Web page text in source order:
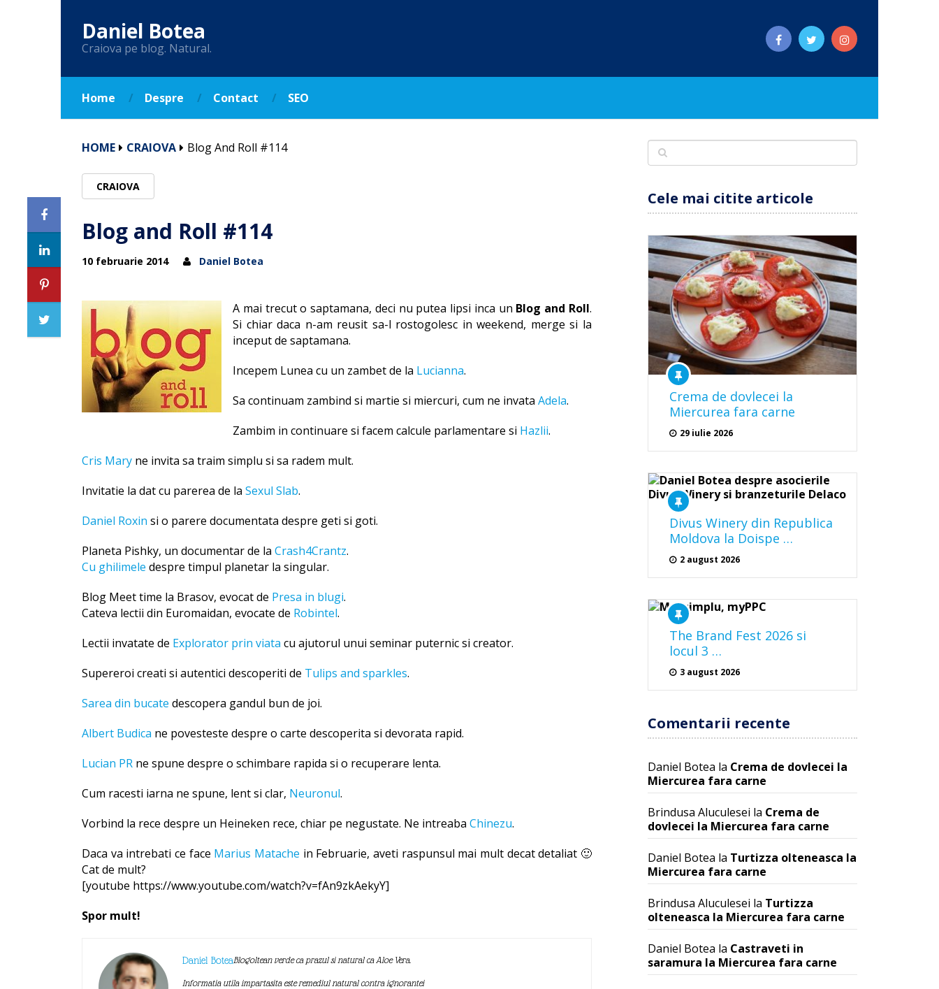
Daniel Botea
Craiova pe blog. Natural.
Home Despre Contact SEO
HOME CRAIOVA Blog And Roll #114
CRAIOVA
Blog and Roll #114
10 februarie 2014 Daniel Botea
A mai trecut o saptamana, deci nu putea lipsi inca un Blog and Roll.
Si chiar daca n-am reusit sa-l rostogolesc in weekend, merge si la
inceput de saptamana.
Incepem Lunea cu un zambet de la Lucianna.
Sa continuam zambind si martie si miercuri, cum ne invata Adela.
Zambim in continuare si facem calcule parlamentare si Hazlii.
Cris Mary ne invita sa traim simplu si sa radem mult.
Invitatie la dat cu parerea de la Sexul Slab.
Daniel Roxin si o parere documentata despre geti si goti.
Planeta Pishky, un documentar de la Crash4Crantz.
Cu ghilimele despre timpul planetar la singular.
Blog Meet time la Brasov, evocat de Presa in blugi.
Cateva lectii din Euromaidan, evocate de Robintel.
Lectii invatate de Explorator prin viata cu ajutorul unui seminar puternic si creator.
Supereroi creati si autentici descoperiti de Tulips and sparkles.
Sarea din bucate descopera gandul bun de joi.
Albert Budica ne povesteste despre o carte descoperita si devorata rapid.
Lucian PR ne spune despre o schimbare rapida si o recuperare lenta.
Cum racesti iarna ne spune, lent si clar, Neuronul.
Vorbind la rece despre un Heineken rece, chiar pe negustate. Ne intreaba Chinezu.
Daca va intrebati ce face Marius Matache in Februarie, aveti raspunsul mai mult decat detaliat 🙂
Cat de mult?
[youtube https://www.youtube.com/watch?v=fAn9zkAekyY]
Spor mult!
Daniel BoteaBlogoltean verde ca prazul si natural ca Aloe Vera.
Informatia utila impartasita este remediul natural contra ignorantei
Cele mai citite articole
Crema de dovlecei la
Miercurea fara carne
29 iulie 2026
Divus Winery din Republica
Moldova la Doispe …
2 august 2026
The Brand Fest 2026 si
locul 3 …
3 august 2026
Comentarii recente
Daniel Botea la Crema de dovlecei la
Miercurea fara carne
Brindusa Aluculesei la Crema de
dovlecei la Miercurea fara carne
Daniel Botea la Turtizza olteneasca la
Miercurea fara carne
Brindusa Aluculesei la Turtizza
olteneasca la Miercurea fara carne
Daniel Botea la Castraveti in
saramura la Miercurea fara carne